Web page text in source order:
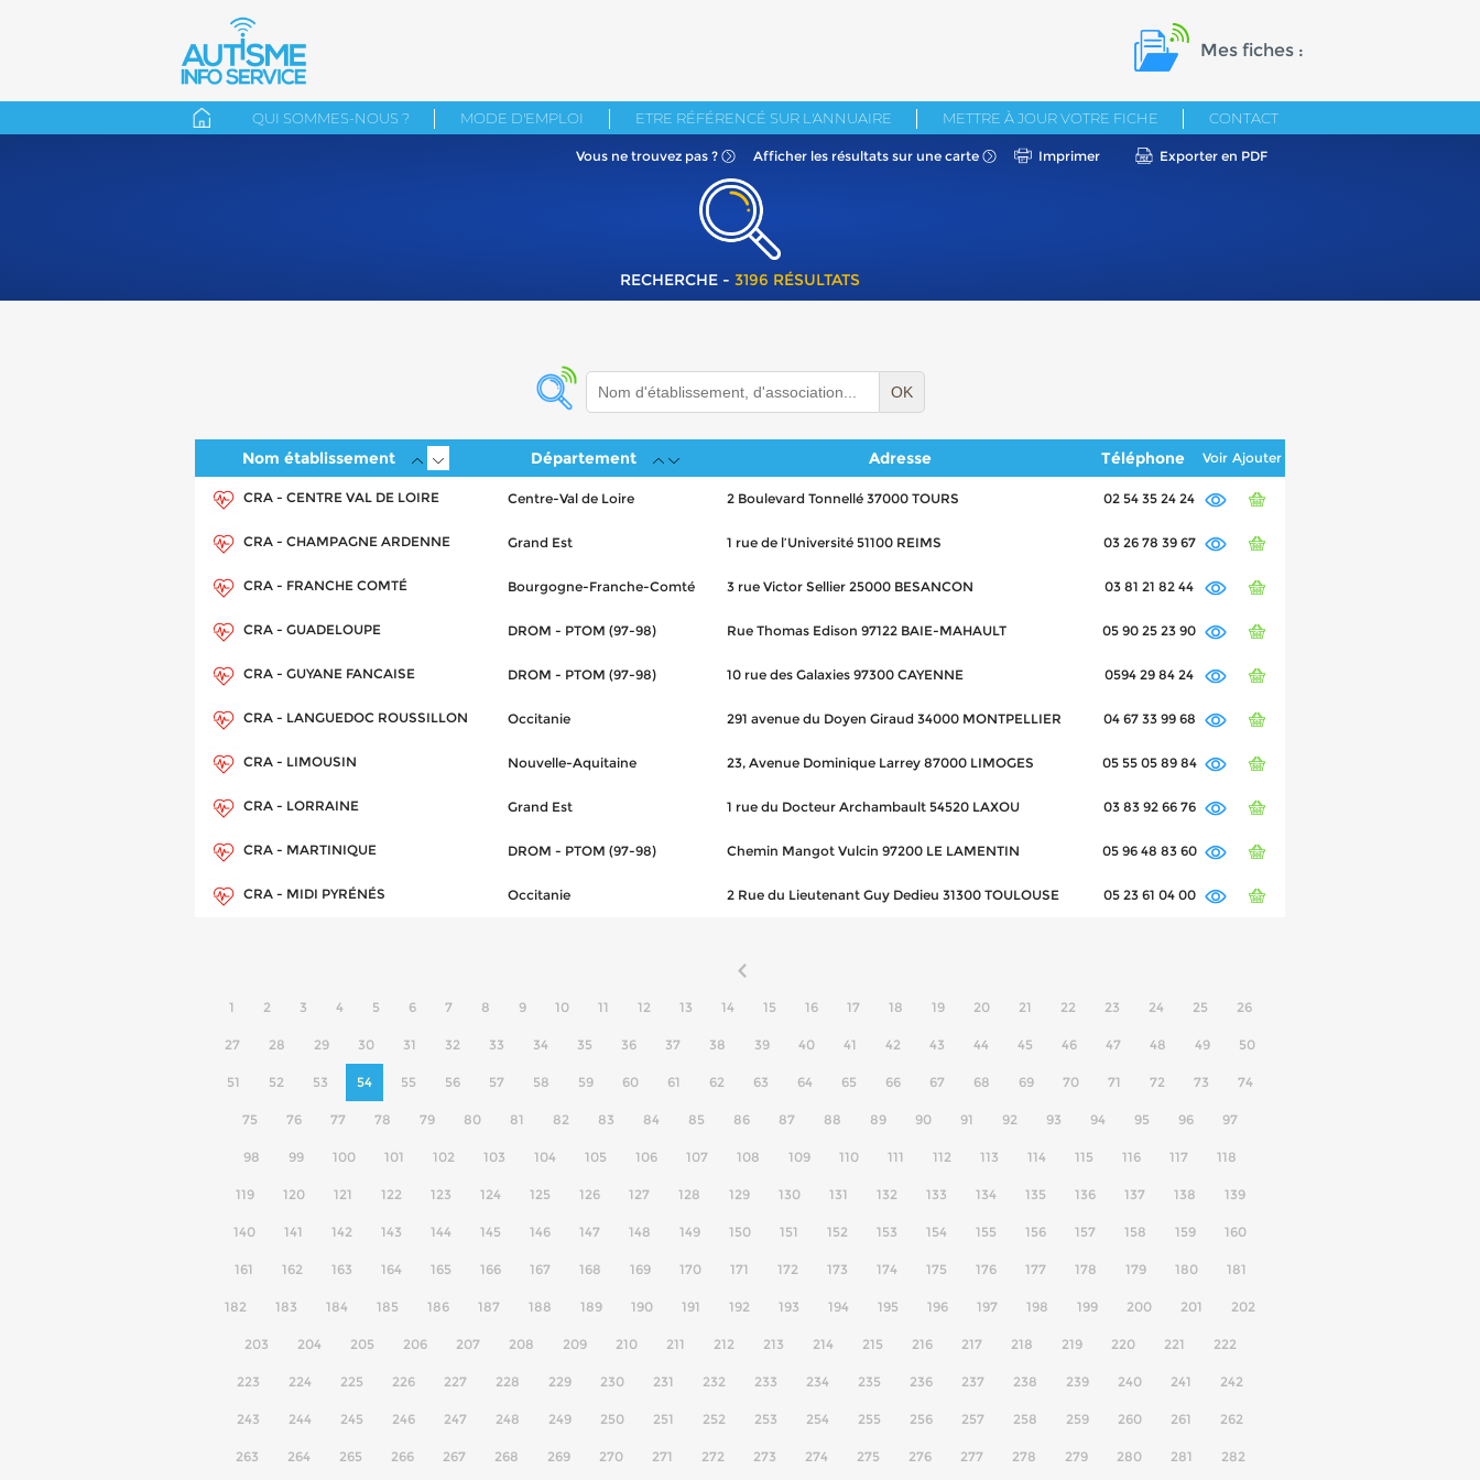
Mes fiches :
QUI SOMMES-NOUS ? MODE D'EMPLOI ETRE RÉFÉRENCÉ SUR L'ANNUAIRE METTRE À JOUR VOTRE FICHE CONTACT
Vous ne trouvez pas ? Afficher les résultats sur une carte Imprimer Exporter en PDF
RECHERCHE - 3196 RÉSULTATS
OK
Nom établissement Département Adresse Téléphone Voir Ajouter
CRA - CENTRE VAL DE LOIRE Centre-Val de Loire 2 Boulevard Tonnellé 37000 TOURS 02 54 35 24 24
CRA - CHAMPAGNE ARDENNE Grand Est 1 rue de l’Université 51100 REIMS 03 26 78 39 67
CRA - FRANCHE COMTÉ Bourgogne-Franche-Comté 3 rue Victor Sellier 25000 BESANCON 03 81 21 82 44
CRA - GUADELOUPE DROM - PTOM (97-98) Rue Thomas Edison 97122 BAIE-MAHAULT 05 90 25 23 90
CRA - GUYANE FANCAISE DROM - PTOM (97-98) 10 rue des Galaxies 97300 CAYENNE 0594 29 84 24
CRA - LANGUEDOC ROUSSILLON Occitanie 291 avenue du Doyen Giraud 34000 MONTPELLIER 04 67 33 99 68
CRA - LIMOUSIN Nouvelle-Aquitaine 23, Avenue Dominique Larrey 87000 LIMOGES 05 55 05 89 84
CRA - LORRAINE Grand Est 1 rue du Docteur Archambault 54520 LAXOU 03 83 92 66 76
CRA - MARTINIQUE DROM - PTOM (97-98) Chemin Mangot Vulcin 97200 LE LAMENTIN 05 96 48 83 60
CRA - MIDI PYRÉNÉS Occitanie 2 Rue du Lieutenant Guy Dedieu 31300 TOULOUSE 05 23 61 04 00
1 2 3 4 5 6 7 8 9 10 11 12 13 14 15 16 17 18 19 20 21 22 23 24 25 26
27 28 29 30 31 32 33 34 35 36 37 38 39 40 41 42 43 44 45 46 47 48 49 50
51 52 53 54 55 56 57 58 59 60 61 62 63 64 65 66 67 68 69 70 71 72 73 74
75 76 77 78 79 80 81 82 83 84 85 86 87 88 89 90 91 92 93 94 95 96 97
98 99 100 101 102 103 104 105 106 107 108 109 110 111 112 113 114 115 116 117 118
119 120 121 122 123 124 125 126 127 128 129 130 131 132 133 134 135 136 137 138 139
140 141 142 143 144 145 146 147 148 149 150 151 152 153 154 155 156 157 158 159 160
161 162 163 164 165 166 167 168 169 170 171 172 173 174 175 176 177 178 179 180 181
182 183 184 185 186 187 188 189 190 191 192 193 194 195 196 197 198 199 200 201 202
203 204 205 206 207 208 209 210 211 212 213 214 215 216 217 218 219 220 221 222
223 224 225 226 227 228 229 230 231 232 233 234 235 236 237 238 239 240 241 242
243 244 245 246 247 248 249 250 251 252 253 254 255 256 257 258 259 260 261 262
263 264 265 266 267 268 269 270 271 272 273 274 275 276 277 278 279 280 281 282